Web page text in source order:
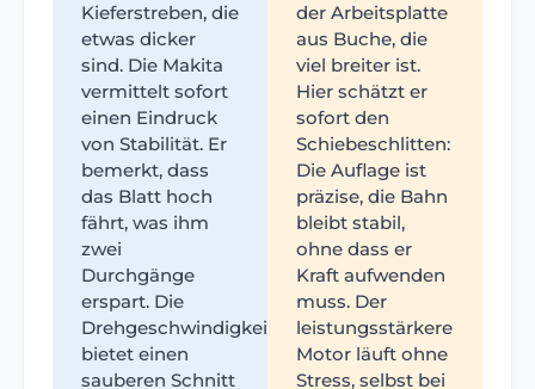
Kieferstreben, die
etwas dicker
sind. Die Makita
vermittelt sofort
einen Eindruck
von Stabilität. Er
bemerkt, dass
das Blatt hoch
fährt, was ihm
zwei
Durchgänge
erspart. Die
Drehgeschwindigkeit
bietet einen
sauberen Schnitt
der Arbeitsplatte
aus Buche, die
viel breiter ist.
Hier schätzt er
sofort den
Schiebeschlitten:
Die Auflage ist
präzise, die Bahn
bleibt stabil,
ohne dass er
Kraft aufwenden
muss. Der
leistungsstärkere
Motor läuft ohne
Stress, selbst bei